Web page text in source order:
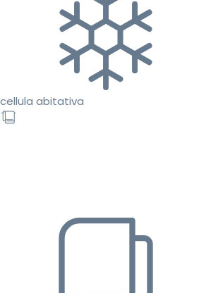
cellula abitativa